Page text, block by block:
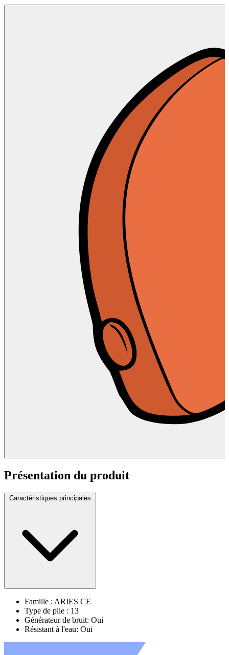
Présentation du produit
Caractéristiques principales
Famille : ARIES CE
Type de pile : 13
Générateur de bruit: Oui
Résistant à l'eau: Oui